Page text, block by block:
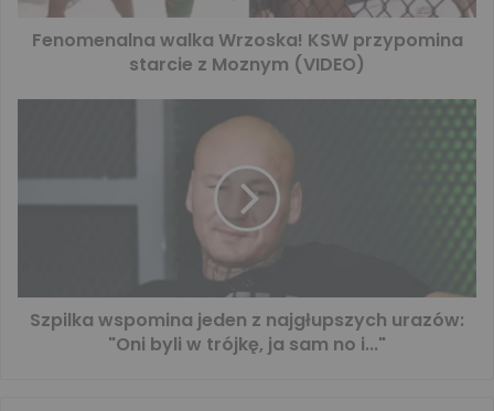
Fenomenalna walka Wrzoska! KSW przypomina
starcie z Moznym (VIDEO)
Szpilka wspomina jeden z najgłupszych urazów:
"Oni byli w trójkę, ja sam no i..."